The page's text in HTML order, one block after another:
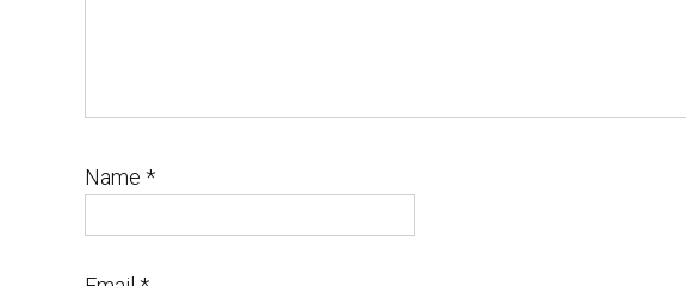
Name *